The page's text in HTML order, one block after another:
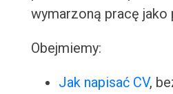
wymarzoną pracę jako
Obejmiemy:
Jak napisać CV,